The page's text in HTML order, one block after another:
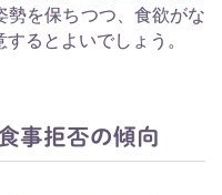
勢を保ちつつ、食欲がな
るとよいでしょう。
事拒否の傾向